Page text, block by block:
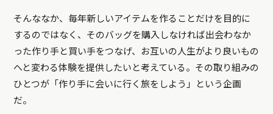
そんななか、毎年新しいアイテムを作ることだけを目的に
するのではなく、そのバッグを購入しなければ出会わなか
った作り手と買い手をつなげ、お互いの人生がより良いもの
へと変わる体験を提供したいと考えている。その取り組みの
ひとつが「作り手に会いに行く旅をしよう」という企画
だ。